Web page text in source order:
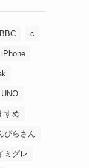
BBC c
iPhone
UNO
すめ
ぴらさん
ミグレ